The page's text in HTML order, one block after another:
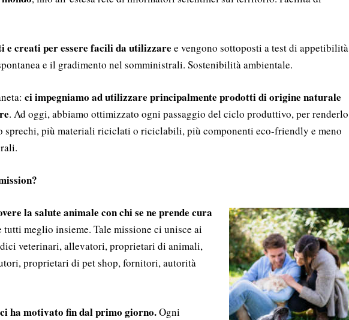
e creati per essere facili da utilizzare e vengono sottoposti a test di appetibilità
e il gradimento nel somministrali. Sostenibilità ambientale.
ci impegniamo ad utilizzare principalmente prodotti di origine naturale
. Ad oggi, abbiamo ottimizzato ogni passaggio del ciclo produttivo, per renderlo
sprechi, più materiali riciclati o riciclabili, più componenti eco-friendly e meno
la salute animale con chi se ne prende cura
tutti meglio insieme. Tale missione ci unisce ai
veterinari, allevatori, proprietari di animali,
proprietari di pet shop, fornitori, autorità
ha motivato fin dal primo giorno.Ogni